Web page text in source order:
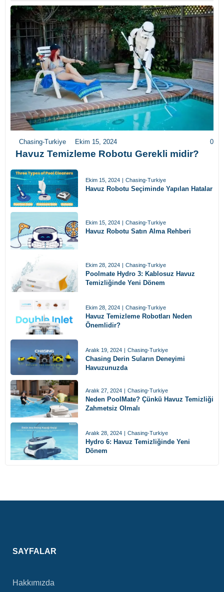
Kablolu Havuz Robotları
Kablosuz Havuz Robotları
Chasing-Turkiye Ekim 15, 2024 0
Havuz Temizleme Robotu Gerekli midir?
Ekim 15, 2024 | Chasing-Turkiye
Havuz Robotu Seçiminde Yapılan Hatalar
Ekim 15, 2024 | Chasing-Turkiye
Havuz Robotu Satın Alma Rehberi
Ekim 28, 2024 | Chasing-Turkiye
Poolmate Hydro 3: Kablosuz Havuz
Temizliğinde Yeni Dönem
Ekim 28, 2024 | Chasing-Turkiye
Havuz Temizleme Robotları Neden
Önemlidir?
Aralık 19, 2024 | Chasing-Turkiye
Chasing Derin Suların Deneyimi
Havuzunuzda
Aralık 27, 2024 | Chasing-Turkiye
Neden PoolMate? Çünkü Havuz Temizliği
Zahmetsiz Olmalı
Aralık 28, 2024 | Chasing-Turkiye
Hydro 6: Havuz Temizliğinde Yeni
Dönem
SAYFALAR
Hakkımızda